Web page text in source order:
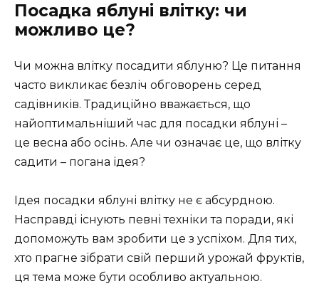
Посадка яблуні влітку: чи
можливо це?
Чи можна влітку посадити яблуню? Це питання
часто викликає безліч обговорень серед
садівників. Традиційно вважається, що
найоптимальніший час для посадки яблуні –
це весна або осінь. Але чи означає це, що влітку
садити – погана ідея?
Ідея посадки яблуні влітку не є абсурдною.
Насправді існують певні техніки та поради, які
допоможуть вам зробити це з успіхом. Для тих,
хто прагне зібрати свій перший урожай фруктів,
ця тема може бути особливо актуальною.